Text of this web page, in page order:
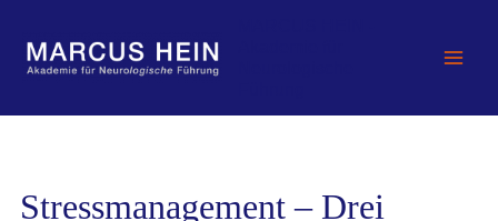
springen
Stressmanagement – Drei